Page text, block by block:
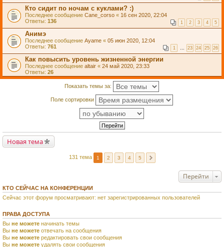
Кто сидит по ночам с куклами? :)
Последнее сообщение Cane_corso « 16 сен 2020, 22:04
Ответы: 136 1 2 3 4 5
Анимэ
Последнее сообщение Ayame « 05 июн 2020, 12:04
Ответы: 761 1 … 23 24 25 26
Как повысить уровень жизненной энергии
Последнее сообщение altair « 24 май 2020, 23:33
Ответы: 26
Показать темы за:
Поле сортировки
Новая тема
131 тема 1 2 3 4 5
Перейти
КТО СЕЙЧАС НА КОНФЕРЕНЦИИ
Сейчас этот форум просматривают: нет зарегистрированных пользователей
ПРАВА ДОСТУПА
Вы не можете начинать темы
Вы не можете отвечать на сообщения
Вы не можете редактировать свои сообщения
Вы не можете удалять свои сообщения